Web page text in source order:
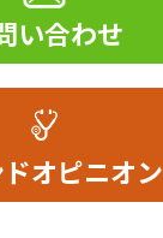
い合わせ
オピニオン